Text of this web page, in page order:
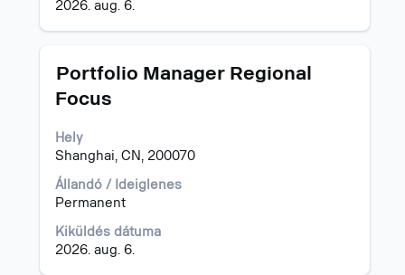
állásajánlatok
2026. aug. 6.
Cím
Portfolio Manager Regional
Focus
Hely
Shanghai, CN, 200070
Állandó / Ideiglenes
Permanent
Kiküldés dátuma
2026. aug. 6.
Jelölje
a
billentyűvel
az
állásinformáció
teljes
megtekintéséhez.